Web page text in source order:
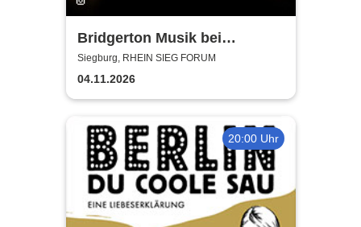
Bridgerton Musik bei
Kerzenschein
Siegburg, RHEIN SIEG FORUM
04.11.2026
20:00 Uhr